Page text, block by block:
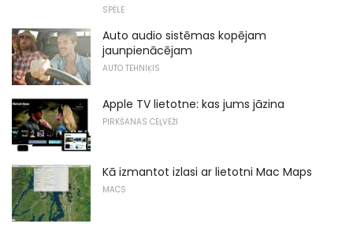
SPĒLE
Auto audio sistēmas kopējam
jaunpienācējam
AUTO TEHNIĶIS
Apple TV lietotne: kas jums jāzina
PIRKŠANAS CEĻVEŽI
Kā izmantot izlasi ar lietotni Mac Maps
MACS